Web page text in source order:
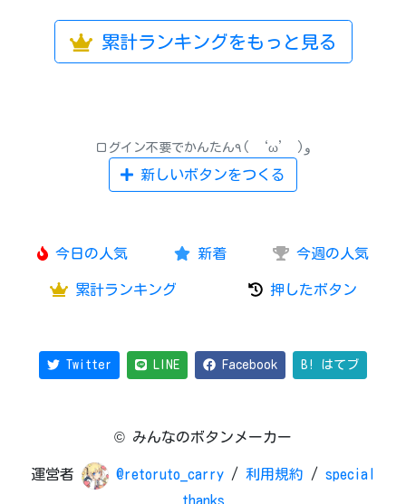
累計ランキングをもっと見る
ログイン不要でかんたん٩( ‘ω’ )و
新しいボタンをつくる
今日の人気 新着 今週の人気
累計ランキング 押したボタン
Twitter LINE Facebook B! はてブ
© みんなのボタンメーカー
運営者 @retoruto_carry / 利用規約 / special
thanks